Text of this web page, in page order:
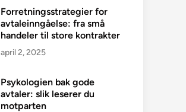
Forretningsstrategier for
avtaleinngåelse: fra små
handeler til store kontrakter
april 2, 2025
Psykologien bak gode
avtaler: slik leserer du
motparten